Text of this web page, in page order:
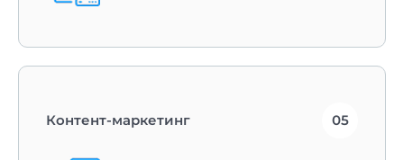
Контент-маркетинг 05